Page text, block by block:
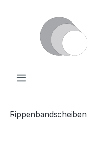
Rippenbandscheiben